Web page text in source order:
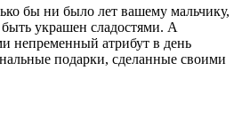
бы ни было лет вашему мальчику,
украшен сладостями. А
непременный атрибут в день
подарки, сделанные своими